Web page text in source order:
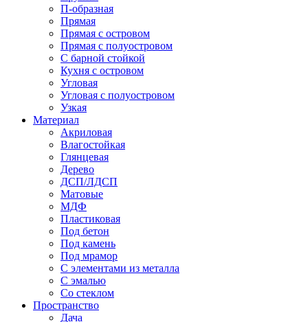
П-образная
Прямая
Прямая с островом
Прямая с полуостровом
С барной стойкой
Кухня с островом
Угловая
Угловая с полуостровом
Узкая
Материал
Акриловая
Влагостойкая
Глянцевая
Дерево
ДСП/ЛДСП
Матовые
МДФ
Пластиковая
Под бетон
Под камень
Под мрамор
С элементами из металла
С эмалью
Со стеклом
Пространство
Дача